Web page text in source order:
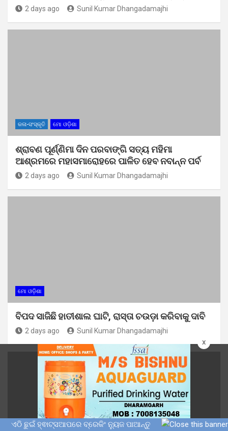
x
2 days ago Sunil Kumar Dhangadamajhi
କଳା-ସଂସ୍କୃତି ମୋ ଓଡ଼ିଶା
ଶ୍ରାବଣ ପୂର୍ଣ୍ଣିମା ଦିନ ପରବାଙ୍ଗି ସତ୍ୟ ମହିମା
ଆଶ୍ରମରେ ମହାସମାରୋହରେ ପାଳିତ ହେବ ନବାନ୍ନ ପର୍ବ
2 days ago Sunil Kumar Dhangadamajhi
ମୋ ଓଡ଼ିଶା
ବିପଦ ସାଜିଛି ହାତୀଶାଲ ଘାଟି, ରାସ୍ତା ଚଉଡ଼ା କରିବାକୁ ଦାବି
2 days ago Sunil Kumar Dhangadamajhi
ଏଠି ଛୁଇଁ ହ୍ଵାଟ୍ସଆପରେ ବ୍ରେକିଂ ନ୍ୟୁଜ ପାଆନ୍ତୁ